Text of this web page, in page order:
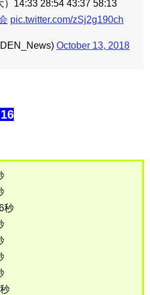
）14:33 28:54 43:37 58:13
pic.twitter.com/zSj2g190ch
October 13, 2018
秒